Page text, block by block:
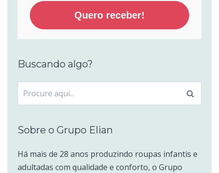
Quero receber!
Buscando algo?
Procurar
por:
Sobre o Grupo Elian
Há mais de 28 anos produzindo roupas infantis e
adultadas com qualidade e conforto, o Grupo